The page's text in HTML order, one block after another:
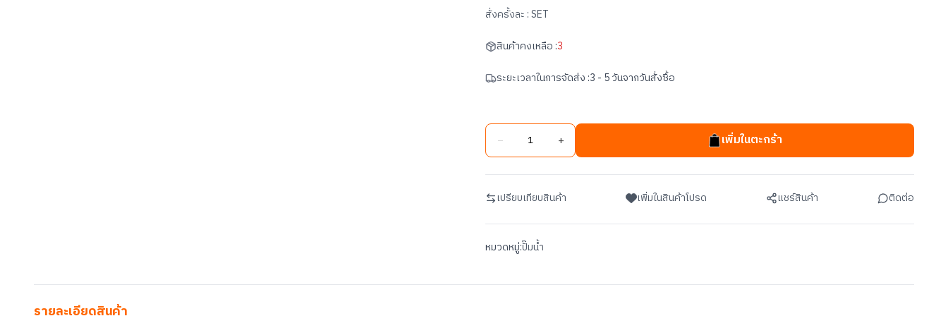
สั่งครั้งละ :SET
สินค้าคงเหลือ :3
ระยะเวลาในการจัดส่ง :3 - 5 วันจากวันสั่งซื้อ
− + เพิ่มในตะกร้า
เปรียบเทียบสินค้า เพิ่มในสินค้าโปรด แชร์สินค้า ติดต่อ
หมวดหมู่:ปั๊มน้ำ
รายละเอียดสินค้า